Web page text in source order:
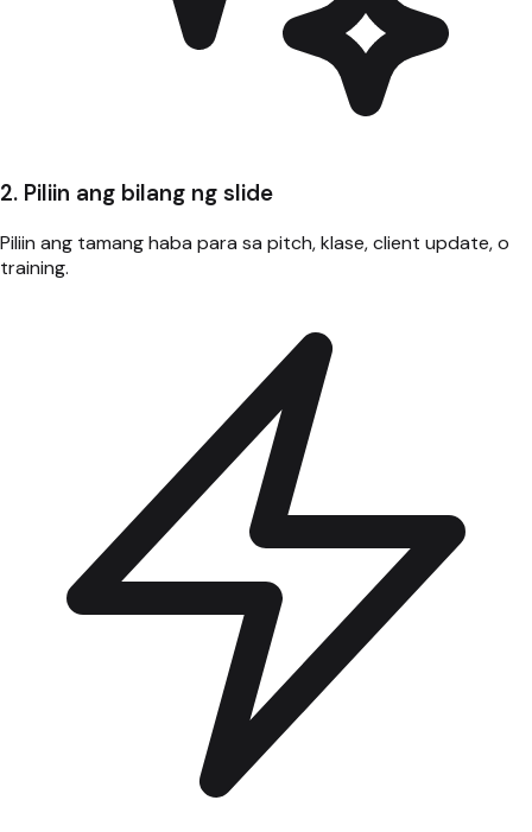
2. Piliin ang bilang ng slide
Piliin ang tamang haba para sa pitch, klase, client update, o
training.